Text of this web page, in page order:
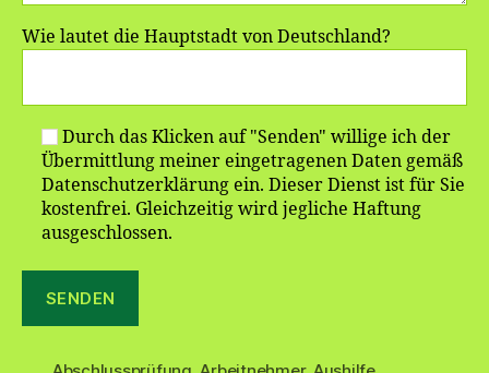
Wie lautet die Hauptstadt von Deutschland?
Durch das Klicken auf "Senden" willige ich der
Übermittlung meiner eingetragenen Daten gemäß
Datenschutzerklärung ein. Dieser Dienst ist für Sie
kostenfrei. Gleichzeitig wird jegliche Haftung
ausgeschlossen.